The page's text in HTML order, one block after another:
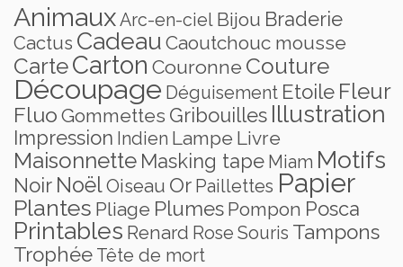
AnimauxArc-en-ciel Bijou Braderie
Cactus Cadeau Caoutchouc mousse
CarteCarton Couronne Couture
Découpage Déguisement Etoile Fleur
Fluo Gommettes Gribouilles Illustration
Impression Indien Lampe Livre
Maisonnette Masking tape Miam Motifs
Noir NoëlOiseau Or Paillettes Papier
Plantes Pliage Plumes Pompon Posca
Printables Renard Rose Souris Tampons
Trophée Tête de mort